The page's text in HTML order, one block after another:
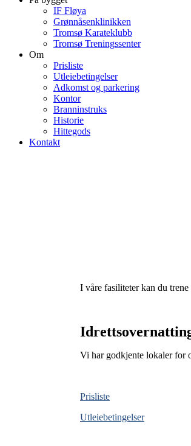
IF Fløya
Grønnåsenklinikken
Tromsø Karateklubb
Tromsø Treningssenter
Om
Prisliste
Utleiebetingelser
Adkomst og parkering
Kontor
Branninstruks
Historie
Hittegods
Kontakt
I våre fasiliteter kan du
Vi har godkjente lokaler for
Prisliste
Utleiebetingelser